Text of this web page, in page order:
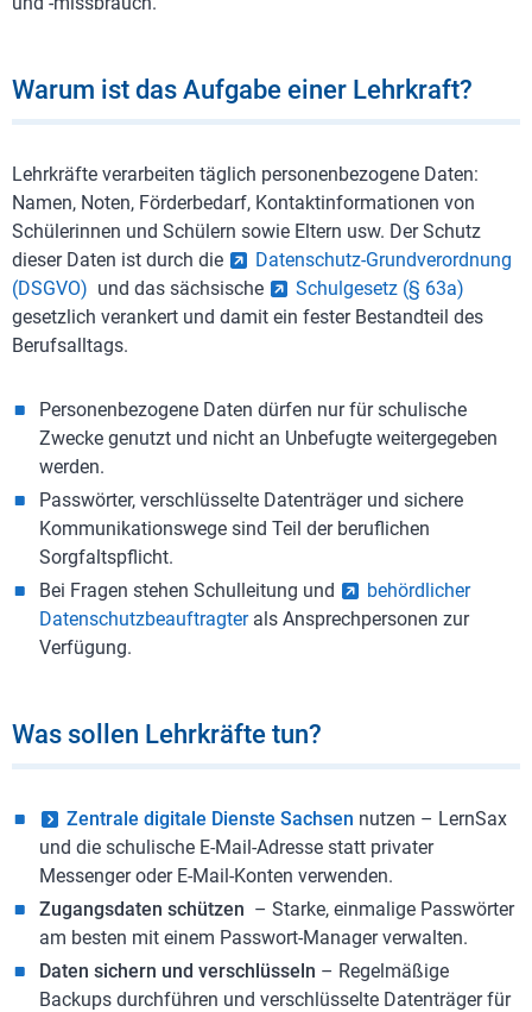
Warum ist das Aufgabe einer Lehrkraft?
Lehrkräfte verarbeiten täglich personenbezogene Daten:
Namen, Noten, Förderbedarf, Kontaktinformationen von
Schülerinnen und Schülern sowie Eltern usw. Der Schutz
dieser Daten ist durch die
Datenschutz-Grundverordnung
(DSGVO) und das sächsische
Schulgesetz (§ 63a)
gesetzlich verankert und damit ein fester Bestandteil des
Berufsalltags.
Personenbezogene Daten dürfen nur für schulische
Zwecke genutzt und nicht an Unbefugte weitergegeben
werden.
Passwörter, verschlüsselte Datenträger und sichere
Kommunikationswege sind Teil der beruflichen
Sorgfaltspflicht.
Bei Fragen stehen Schulleitung und
behördlicher
Datenschutzbeauftragterals Ansprechpersonen zur
Verfügung.
Was sollen Lehrkräfte tun?
Zentrale digitale Dienste Sachsen nutzen – LernSax
und die schulische E-Mail-Adresse statt privater
Messenger oder E-Mail-Konten verwenden.
Zugangsdaten schützen – Starke, einmalige Passwörter
am besten mit einem Passwort-Manager verwalten.
Daten sichern und verschlüsseln – Regelmäßige
Backups durchführen und verschlüsselte Datenträger für